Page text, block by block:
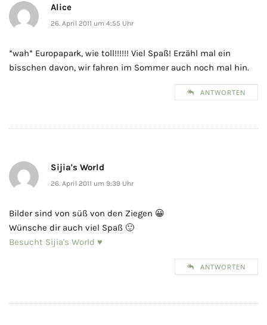
Alice
26. April 2011 um 4:55 Uhr
*wah* Europapark, wie toll!!!!!! Viel Spaß! Erzähl mal ein
bisschen davon, wir fahren im Sommer auch noch mal hin.
ANTWORTEN
Sijia's World
26. April 2011 um 9:39 Uhr
Bilder sind von süß von den Ziegen 😀
Wünsche dir auch viel Spaß 🙂
Besucht Sijia's World ♥
ANTWORTEN